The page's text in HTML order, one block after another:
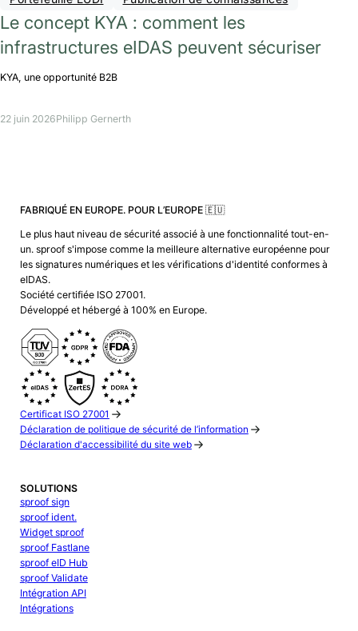
Le concept KYA : comment les
infrastructures eIDAS peuvent sécuriser
KYA, une opportunité B2B
22 juin 2026Philipp Gernerth
FABRIQUÉ EN EUROPE. POUR L’EUROPE 🇪🇺
Le plus haut niveau de sécurité associé à une fonctionnalité tout-en-
un. sproof s'impose comme la meilleure alternative européenne pour
les signatures numériques et les vérifications d'identité conformes à
eIDAS.
Société certifiée ISO 27001.
Développé et hébergé à 100% en Europe.
Certificat ISO 27001
Déclaration de politique de sécurité de l’information
Déclaration d'accessibilité du site web
SOLUTIONS
sproof sign
sproof ident.
Widget sproof
sproof Fastlane
sproof eID Hub
sproof Validate
Intégration API
Intégrations